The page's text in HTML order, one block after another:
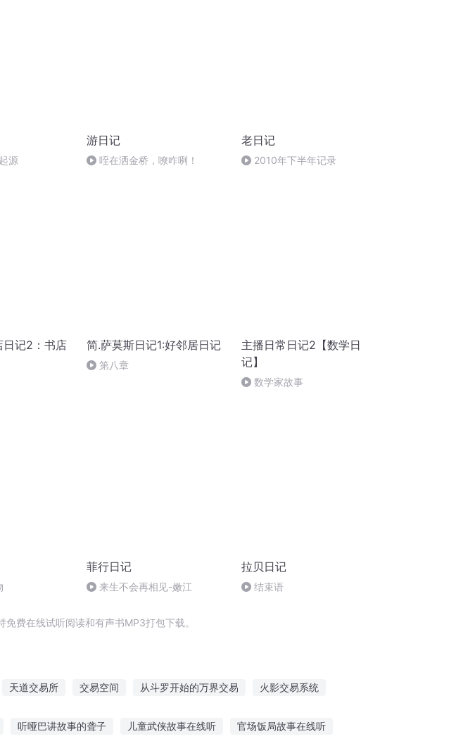
源
游日记
咥在洒金桥，嘹咋咧！
老日记
2010年下半年记录
记2：书店
简.萨莫斯日记1:好邻居日记
第八章
主播日常日记2【数学日
记】
数学家故事
菲行日记
来生不会再相见-嫩江
拉贝日记
结束语
费在线试听阅读和有声书MP3打包下载。
天道交易所 交易空间 从斗罗开始的万界交易 火影交易系统
听哑巴讲故事的聋子 儿童武侠故事在线听 官场饭局故事在线听